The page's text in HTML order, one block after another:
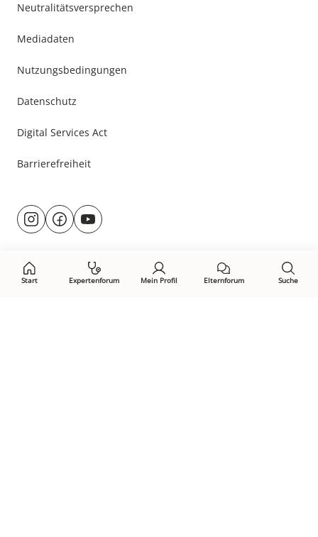
Start Expertenforum Mein Profil Elternforum Suche
Neutralitätsversprechen
Mediadaten
Nutzungsbedingungen
Datenschutz
Digital Services Act
Barrierefreiheit
Besuche
uns@rund.ums.baby
facebook.com/rundumsbaby.de
youtube.com/@rundumsbaby_